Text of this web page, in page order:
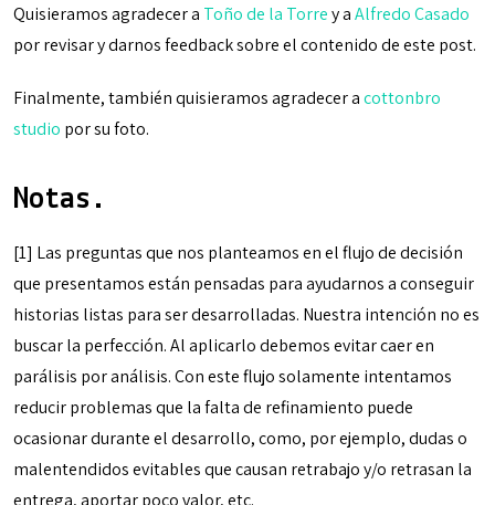
Quisieramos agradecer a Toño de la Torrey aAlfredo Casado
por revisar y darnos feedback sobre el contenido de este post.
Finalmente, también quisieramos agradecer acottonbro
studio por su foto.
Notas.
[1] Las preguntas que nos planteamos en el flujo de decisión
que presentamos están pensadas para ayudarnos a conseguir
historias listas para ser desarrolladas. Nuestra intención no es
buscar la perfección. Al aplicarlo debemos evitar caer en
parálisis por análisis. Con este flujo solamente intentamos
reducir problemas que la falta de refinamiento puede
ocasionar durante el desarrollo, como, por ejemplo, dudas o
malentendidos evitables que causan retrabajo y/o retrasan la
entrega, aportar poco valor, etc.